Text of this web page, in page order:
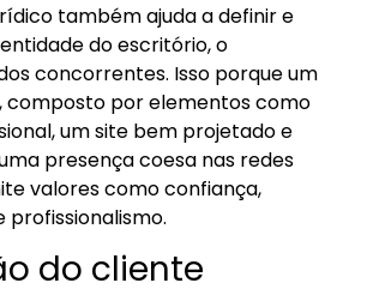
também ajuda a definir e
do escritório, o
concorrentes. Isso porque um
, composto por elementos como
um site bem projetado e
presença coesa nas redes
valores como confiança,
do cliente